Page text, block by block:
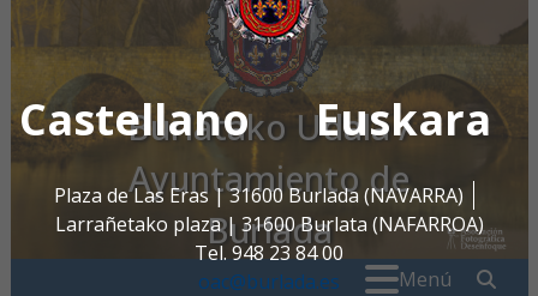
Castellano Euskara
Plaza de Las Eras | 31600 Burlada (NAVARRA)
Larrañetako plaza | 31600 Burlata (NAFARROA)
Tel. 948 23 84 00
oac@burlada.es
Burlatako Udala /
Ayuntamiento de
Burlada
Menú